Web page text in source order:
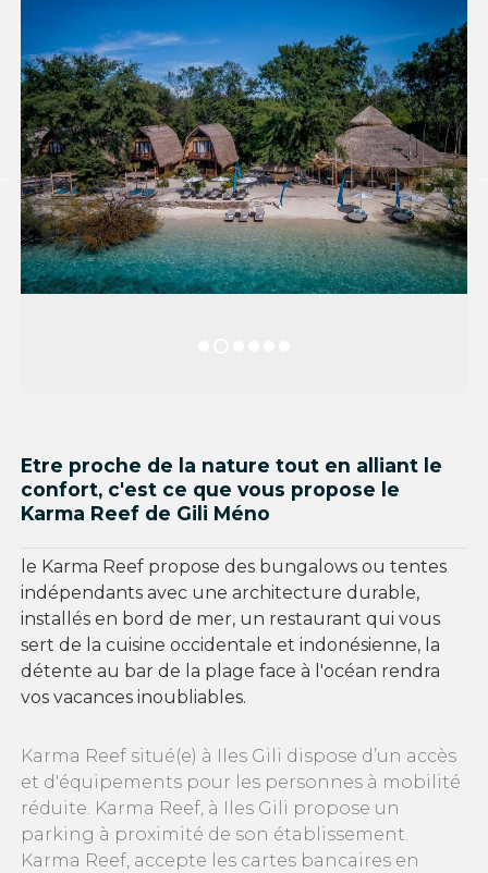
Etre proche de la nature tout en alliant le
confort, c'est ce que vous propose le
Karma Reef de Gili Méno
le Karma Reef propose des bungalows ou tentes
indépendants avec une architecture durable,
installés en bord de mer, un restaurant qui vous
sert de la cuisine occidentale et indonésienne, la
détente au bar de la plage face à l'océan rendra
vos vacances inoubliables.
Karma Reef situé(e) à Iles Gili dispose d’un accès
et d'équipements pour les personnes à mobilité
réduite. Karma Reef, à Iles Gili propose un
parking à proximité de son établissement.
Karma Reef, accepte les cartes bancaires en